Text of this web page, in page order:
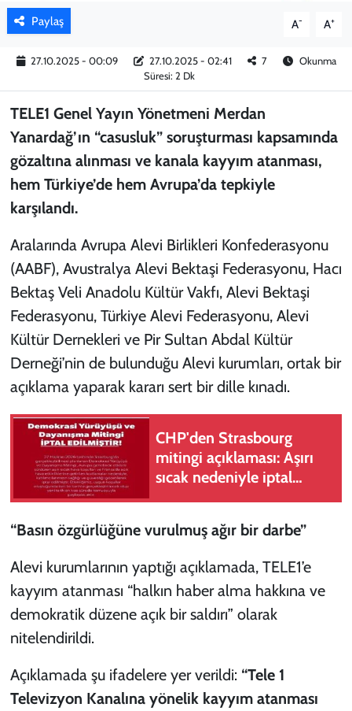
Paylaş A- A+
27.10.2025 - 00:09 27.10.2025 - 02:41 7
Okunma
Süresi: 2 Dk
TELE1 Genel Yayın Yönetmeni Merdan
Yanardağ’ın “casusluk” soruşturması kapsamında
gözaltına alınması ve kanala kayyım atanması,
hem Türkiye’de hem Avrupa’da tepkiyle
karşılandı.
Aralarında Avrupa Alevi Birlikleri Konfederasyonu
(AABF), Avustralya Alevi Bektaşi Federasyonu, Hacı
Bektaş Veli Anadolu Kültür Vakfı, Alevi Bektaşi
Federasyonu, Türkiye Alevi Federasyonu, Alevi
Kültür Dernekleri ve Pir Sultan Abdal Kültür
Derneği’nin de bulunduğu Alevi kurumları, ortak bir
açıklama yaparak kararı sert bir dille kınadı.
CHP'den Strasbourg
mitingi açıklaması: Aşırı
sıcak nedeniyle iptal
“Basın özgürlüğüne vurulmuş ağır bir darbe”
Alevi kurumlarının yaptığı açıklamada, TELE1’e
kayyım atanması “halkın haber alma hakkına ve
demokratik düzene açık bir saldırı” olarak
nitelendirildi.
Açıklamada şu ifadelere yer verildi: “Tele 1
Televizyon Kanalına yönelik kayyım atanması